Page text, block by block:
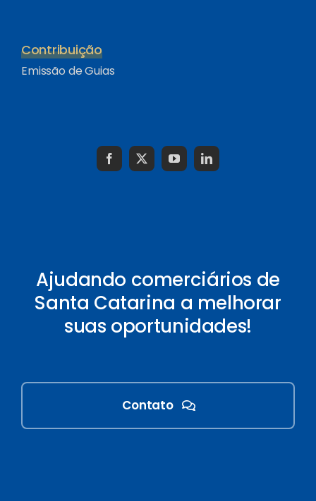
Contribuição
Emissão de Guias
Ajudando comerciários de
Santa Catarina a melhorar
suas oportunidades!
Contato